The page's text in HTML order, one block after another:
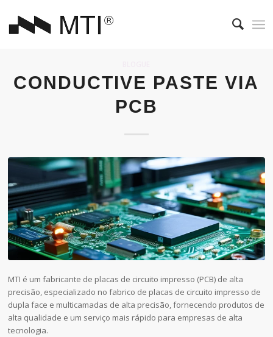
CONDUCTIVE PASTE VIA
PCB
MTI é um fabricante de placas de circuito impresso (PCB) de alta
precisão, especializado no fabrico de placas de circuito impresso de
dupla face e multicamadas de alta precisão, fornecendo produtos de
alta qualidade e um serviço mais rápido para empresas de alta
tecnologia.